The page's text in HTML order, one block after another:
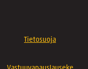
Tietosuoja